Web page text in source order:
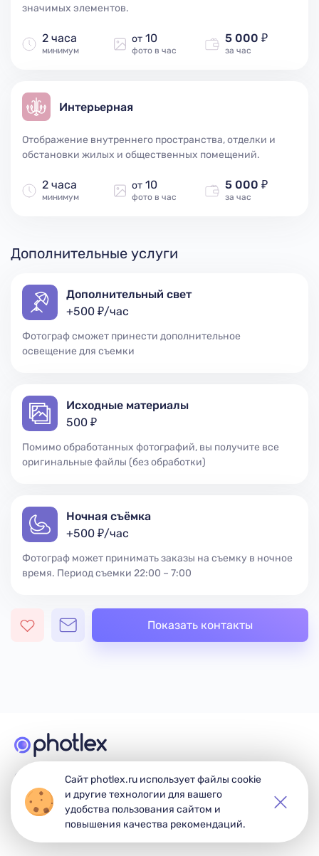
значимых элементов.
2 часа
минимум
от10
фото в час
5 000 ₽
за час
Интерьерная
Отображение внутреннего пространства, отделки и
обстановки жилых и общественных помещений.
2 часа
минимум
от10
фото в час
5 000 ₽
за час
Дополнительные услуги
Дополнительный свет
Фотограф сможет принести дополнительное
освещение для съемки
+500 ₽/час
Исходные материалы
Помимо обработанных фотографий, вы получите все
оригинальные файлы (без обработки)
500 ₽
Ночная съёмка
Фотограф может принимать заказы на съемку в ночное
время. Период съемки 22:00 – 7:00
+500 ₽/час
Показать контакты
© 2026 Photlex. Все права защищены.
Сайт photlex.ru использует файлы cookie
и другие технологии для вашего
удобства пользования сайтом и
повышения качества рекомендаций.